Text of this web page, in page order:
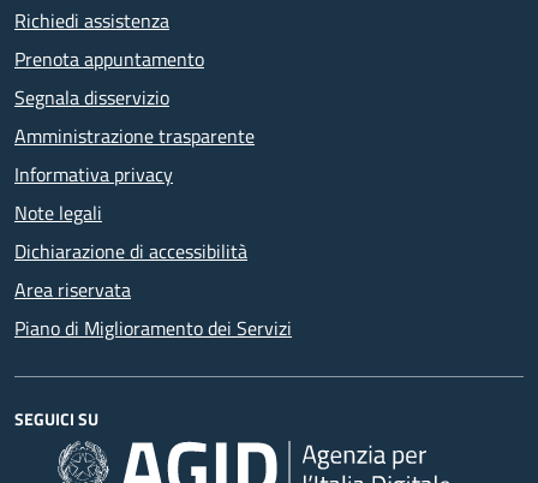
Richiedi assistenza
Prenota appuntamento
Segnala disservizio
Amministrazione trasparente
Informativa privacy
Note legali
Dichiarazione di accessibilità
Area riservata
Piano di Miglioramento dei Servizi
SEGUICI SU